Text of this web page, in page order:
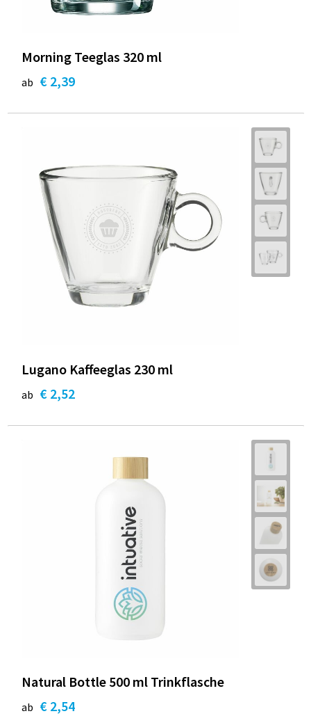
Morning Teeglas 320 ml
ab € 2,39
Lugano Kaffeeglas 230 ml
ab € 2,52
Natural Bottle 500 ml Trinkflasche
ab € 2,54